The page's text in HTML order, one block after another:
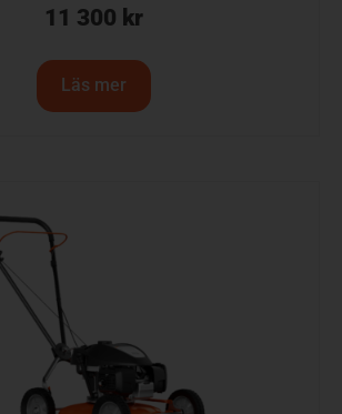
11 300 kr
Läs mer